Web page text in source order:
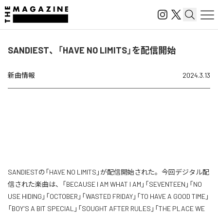
SANDIEST、「HAVE NO LIMITS」を配信開始
新曲情報 2024.3.13
SANDIESTの「HAVE NO LIMITS」が配信開始された。今回デジタル配
信された楽曲は、「BECAUSE I AM WHAT I AM」「SEVENTEEN」「NO
USE HIDING」「OCTOBER」「WASTED FRIDAY」「TO HAVE A GOOD TIME」
「BOY'S A BIT SPECIAL」「SOUGHT AFTER RULES」「THE PLACE WE